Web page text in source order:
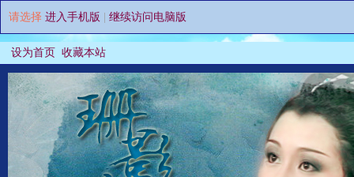
请选择 进入手机版 继续访问电脑版
设为首页 收藏本站